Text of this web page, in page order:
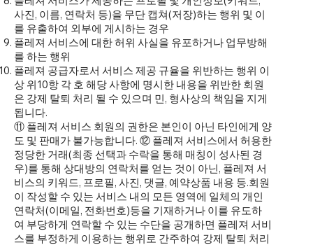
사진, 이름, 연락처 등)을 무단 캡쳐(저장)하는 행위 및 이
를 유출하여 외부에 게시하는 경우
플레져 서비스에 대한 허위 사실을 유포하거나 업무방해
를 하는 행위
플레져 공급자로서 서비스 제공 규율을 위반하는 행위 이
상 위10항 각 호 해당 사항에 명시한 내용을 위반한 회원
은 강제 탈퇴 처리 될 수 있으며 민, 형사상의 책임을 지게
됩니다.
⑪ 플레져 서비스 회원의 권한은 본인이 아닌 타인에게 양
도 및 판매가 불가능합니다. ⑫ 플레져 서비스에서 허용한
정당한 거래(최종 선택과 수락을 통해 매칭이 성사된 경
우)를 통해 상대방의 연락처를 얻는 것이 아닌, 플레져 서
비스의 키워드, 프로필, 사진, 댓글, 예약상품 내용 등.회원
이 작성할 수 있는 서비스 내의 모든 영역에 일체의 개인
연락처(이메일, 전화번호)등을 기재하거나 이를 유도하
여 부당하게 연락할 수 있는 수단을 공개하면 플레져 서비
스를 부정하게 이용하는 행위로 간주하여 강제 탈퇴 처리